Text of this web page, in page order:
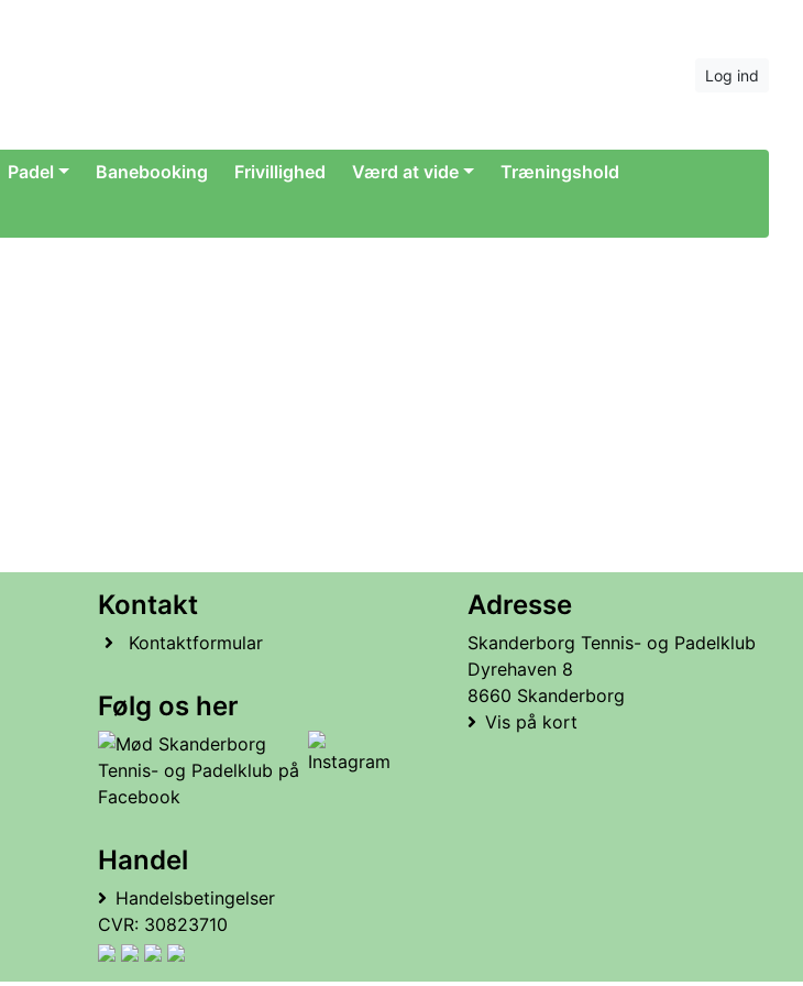
Log ind
Padel Banebooking Frivillighed Værd at vide
Træningshold
Kontakt
Kontaktformular
Følg os her
Handel
Handelsbetingelser
CVR: 30823710
Adresse
Skanderborg Tennis- og Padelklub
Dyrehaven 8
8660 Skanderborg
Vis på kort